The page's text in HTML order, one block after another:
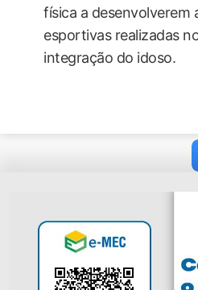
física a desenvolverem
esportivas realizadas
integração do idoso.